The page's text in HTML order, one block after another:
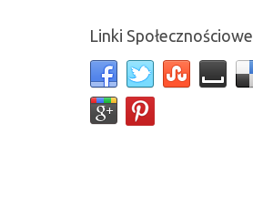
Linki Społecznościowe